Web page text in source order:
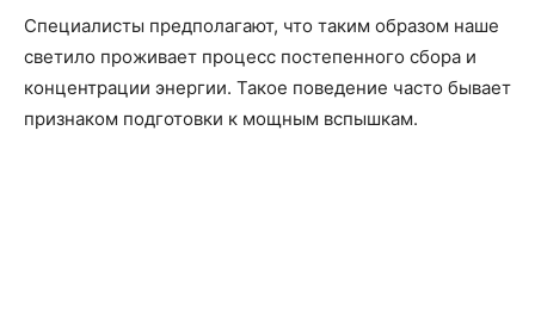
Специалисты предполагают, что таким образом наше
светило проживает процесс постепенного сбора и
концентрации энергии. Такое поведение часто бывает
признаком подготовки к мощным вспышкам.